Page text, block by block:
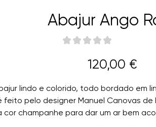
Abajur Ango
★ ★ ★ ★ ★
120,00 €
lindo e colorido, todo bordado em
feito pelo designer Manuel Canovas de
cor champanhe para dar um ar bem